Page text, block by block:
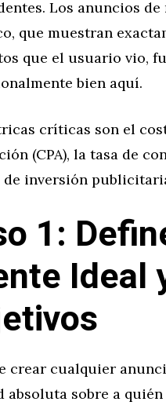
Los anuncios
que muestran
que el usuario vio,
bien aquí.
críticas son el
(CPA), la tasa de
inversión
1:
Ideal
crear cualquier
absoluta sobre a